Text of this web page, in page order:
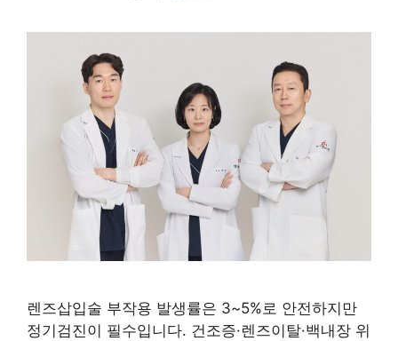
렌즈삽입술 부작용 발생률은 3~5%로 안전하지만
정기검진이 필수입니다. 건조증·렌즈이탈·백내장 위